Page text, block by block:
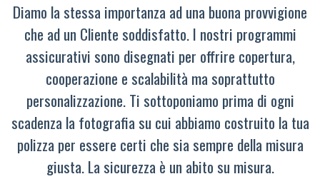
Diamo la stessa importanza ad una buona provvigione
che ad un Cliente soddisfatto. I nostri programmi
assicurativi sono disegnati per offrire copertura,
cooperazione e scalabilità ma soprattutto
personalizzazione. Ti sottoponiamo prima di ogni
scadenza la fotografia su cui abbiamo costruito la tua
polizza per essere certi che sia sempre della misura
giusta. La sicurezza è un abito su misura.